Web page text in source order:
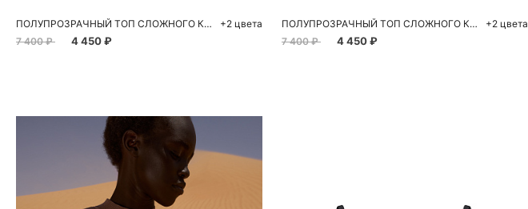
ПОЛУПРОЗРАЧНЫЙ ТОП СЛОЖНОГО КРОЯ ИЗО ЛЬНА
7 400 ₽
4 450 ₽
+2 цвета
ПОЛУПРОЗРАЧНЫЙ ТОП СЛОЖНОГО КРОЯ ИЗО ЛЬНА
7 400 ₽
4 450 ₽
+2 цвета